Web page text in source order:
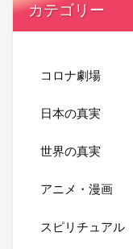
カテゴリー
コロナ劇場
日本の真実
世界の真実
アニメ・漫画
スピリチュアル